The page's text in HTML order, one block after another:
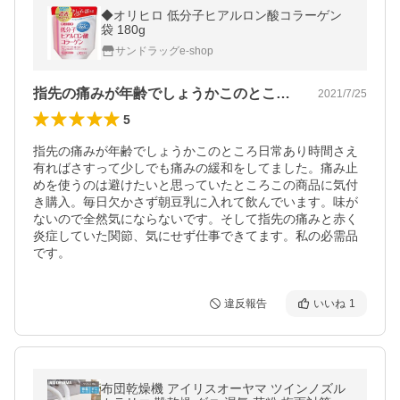
◆オリヒロ 低分子ヒアルロン酸コラーゲン
袋 180g
サンドラッグe-shop
指先の痛みが年齢でしょうかこのところ日… 2021/7/25
5
指先の痛みが年齢でしょうかこのところ日常あり時間さえ
有ればさすって少しでも痛みの緩和をしてました。痛み止
めを使うのは避けたいと思っていたところこの商品に気付
き購入。毎日欠かさず朝豆乳に入れて飲んでいます。味が
ないので全然気にならないです。そして指先の痛みと赤く
炎症していた関節、気にせず仕事できてます。私の必需品
です。
違反報告 いいね 1
布団乾燥機 アイリスオーヤマ ツインノズル